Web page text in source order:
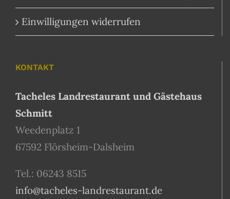
Einwilligungen widerrufen
KONTAKT
Tacheles Landrestaurant und Gästehaus
Schmitt
Weedenplatz 1
67592 Flörsheim-Dalsheim
Tel.: 06243 8515
info@tacheles-landrestaurant.de